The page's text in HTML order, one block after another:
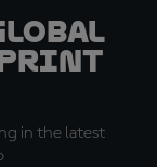
in the latest